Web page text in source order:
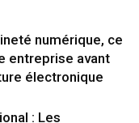
numérique, ce
entreprise avant
électronique
: Les